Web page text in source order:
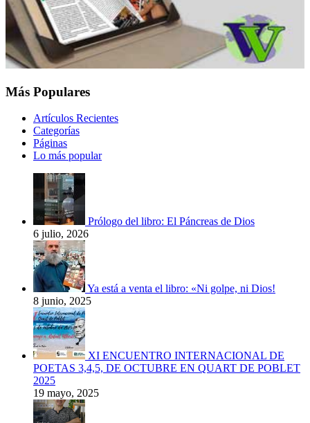
Más Populares
Artículos Recientes
Categorías
Páginas
Lo más popular
Prólogo del libro: El Páncreas de Dios
6 julio, 2026
Ya está a venta el libro: «Ni golpe, ni Dios!
8 junio, 2025
XI ENCUENTRO INTERNACIONAL DE
POETAS 3,4,5, DE OCTUBRE EN QUART DE POBLET
2025
19 mayo, 2025